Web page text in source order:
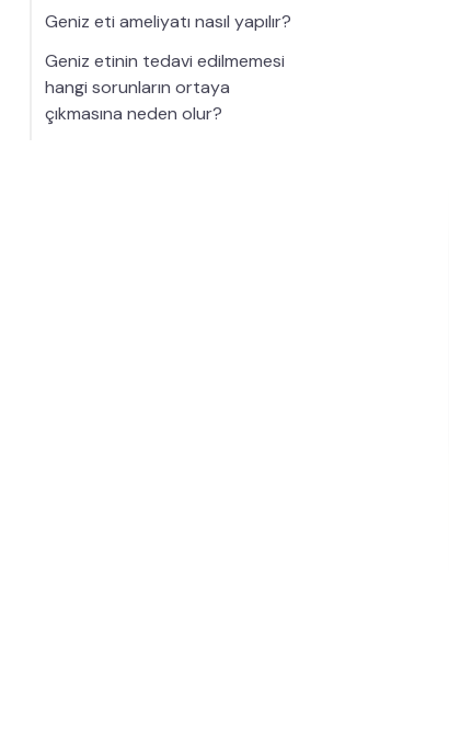
Geniz eti ameliyatı nasıl yapılır?
Geniz etinin tedavi edilmemesi
hangi sorunların ortaya
çıkmasına neden olur?